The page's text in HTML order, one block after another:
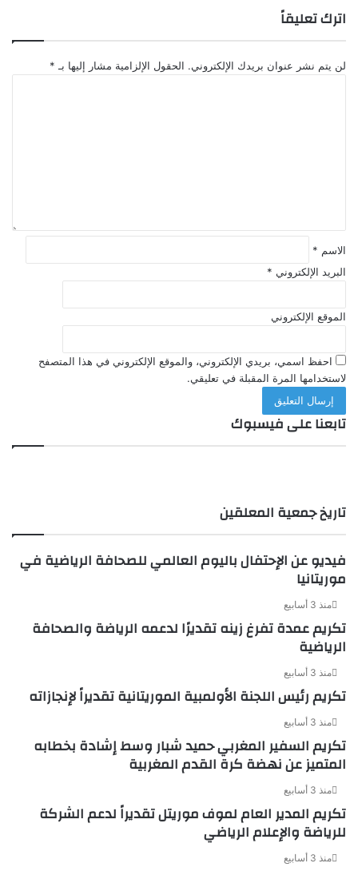
اترك تعليقاً
لن يتم نشر عنوان بريدك الإلكتروني. الحقول الإلزامية مشار إليها بـ *
الاسم *
البريد الإلكتروني *
الموقع الإلكتروني
احفظ اسمي، بريدي الإلكتروني، والموقع الإلكتروني في هذا المتصفح
لاستخدامها المرة المقبلة في تعليقي.
تابعنا على فيسبوك
تاريخ جمعية المعلقين
فيديو عن الإحتفال باليوم العالمي للصحافة الرياضية في
موريتانيا
منذ 3 أسابيع
تكريم عمدة تفرغ زينه تقديرًا لدعمه الرياضة والصحافة
الرياضية
منذ 3 أسابيع
تكريم رئيس اللجنة الأولمبية الموريتانية تقديراً لإنجازاته
منذ 3 أسابيع
تكريم السفير المغربي حميد شبار وسط إشادة بخطابه
المتميز عن نهضة كرة القدم المغربية
منذ 3 أسابيع
تكريم المدير العام لموف موريتل تقديراً لدعم الشركة
للرياضة والإعلام الرياضي
منذ 3 أسابيع